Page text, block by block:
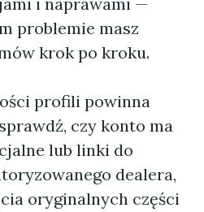
problemie masz
krok po kroku.
profili powinna
czy konto ma
lub linki do
dealera,
oryginalnych części